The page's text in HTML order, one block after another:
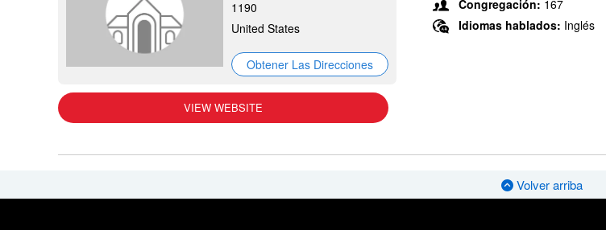
1190
United States
Obtener Las Direcciones
VIEW WEBSITE
Congregación: 167
Idiomas hablados: Inglés
Volver arriba